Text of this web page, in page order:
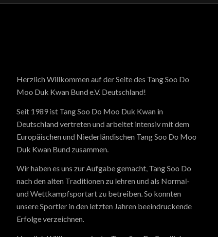
Herzlich Willkommen auf der Seite des Tang Soo Do
Moo Duk Kwan Bund e.V. Deutschland!
Seit 1989 ist Tang Soo Do Moo Duk Kwan in
Deutschland vertreten und arbeitet intensiv mit dem
Europäischen und Niederländischen Tang Soo Do Moo
Duk Kwan Bund zusammen.
Wir haben es uns zur Aufgabe gemacht, Tang Soo Do
nach den alten Traditionen zu lehren und als Normal-
und Wettkampfsportart zu betreiben. So konnten
unsere Sportler in den letzten Jahren beeindruckende
Erfolge verzeichnen.